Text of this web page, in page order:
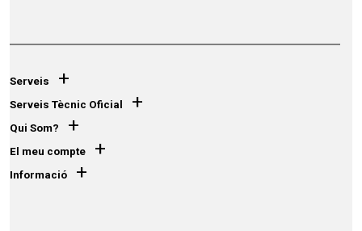
Serveis +
Serveis Tècnic Oficial +
Qui Som? +
El meu compte +
Informació +